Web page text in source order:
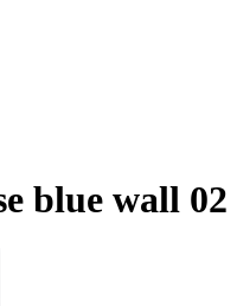
blue wall 02